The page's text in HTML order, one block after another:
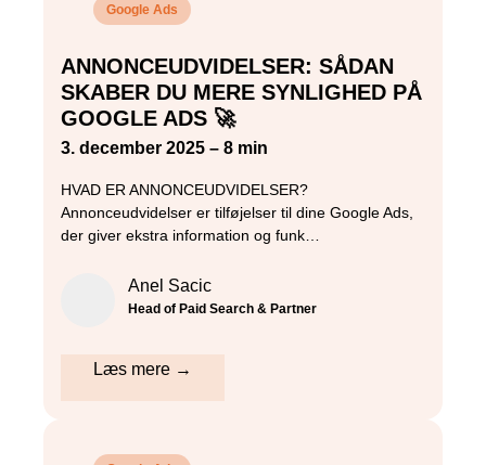
Google Ads
ANNONCEUDVIDELSER: SÅDAN
SKABER DU MERE SYNLIGHED PÅ
GOOGLE ADS 🚀
3. december 2025 – 8 min
HVAD ER ANNONCEUDVIDELSER?
Annonceudvidelser er tilføjelser til dine Google Ads,
der giver ekstra information og funk…
Anel Sacic
Head of Paid Search & Partner
Læs mere →